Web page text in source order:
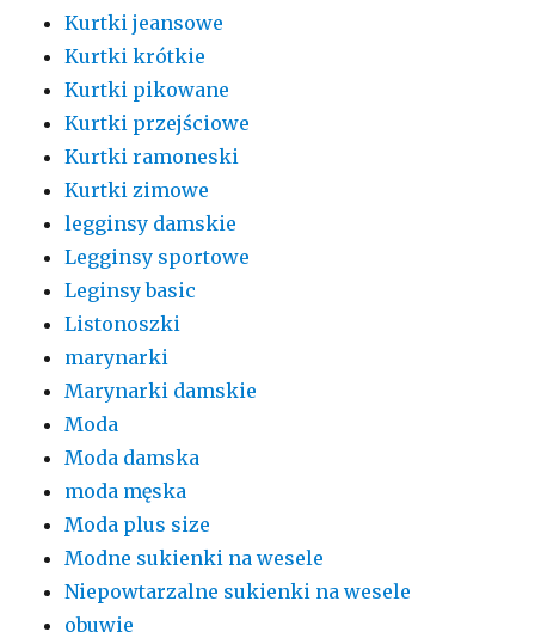
Kurtki jeansowe
Kurtki krótkie
Kurtki pikowane
Kurtki przejściowe
Kurtki ramoneski
Kurtki zimowe
legginsy damskie
Legginsy sportowe
Leginsy basic
Listonoszki
marynarki
Marynarki damskie
Moda
Moda damska
moda męska
Moda plus size
Modne sukienki na wesele
Niepowtarzalne sukienki na wesele
obuwie